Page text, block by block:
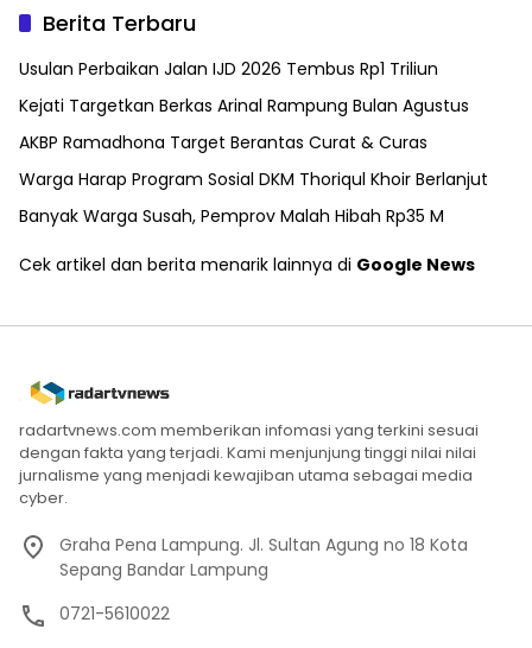
Berita Terbaru
Usulan Perbaikan Jalan IJD 2026 Tembus Rp1 Triliun
Kejati Targetkan Berkas Arinal Rampung Bulan Agustus
AKBP Ramadhona Target Berantas Curat & Curas
Warga Harap Program Sosial DKM Thoriqul Khoir Berlanjut
Banyak Warga Susah, Pemprov Malah Hibah Rp35 M
Cek artikel dan berita menarik lainnya di Google News
radartvnews.com memberikan infomasi yang terkini sesuai
dengan fakta yang terjadi. Kami menjunjung tinggi nilai nilai
jurnalisme yang menjadi kewajiban utama sebagai media
cyber.
Graha Pena Lampung. Jl. Sultan Agung no 18 Kota
Sepang Bandar Lampung
0721-5610022